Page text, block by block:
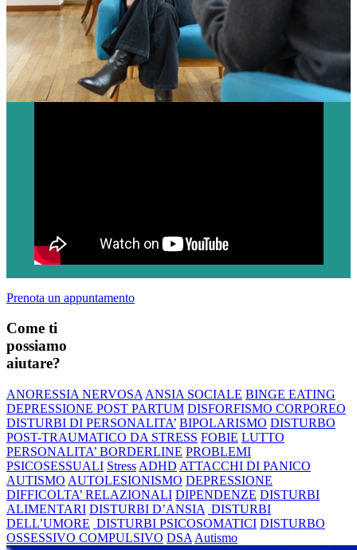
Prenota un appuntamento
Come ti
possiamo
aiutare?
ANORESSIA NERVOSA ANSIA SOCIALE BINGE EATING
DEPRESSIONE POST PARTUM DISFORFISMO CORPOREO
DISTURBI DI PERSONALITA’ BIPOLARISMO DISTURBO
POST-TRAUMATICO DA STRESS FOBIE LUTTO
PERSONALITA’ BORDERLINE PROBLEMI
PSICOSESSUALI Stress ADHD ATTACCHI DI PANICO
AUTISMO AUTOLESIONISMO DEPRESSIONE
DIFFICOLTA’ RELAZIONALI DIPENDENZE DISTURBI
ALIMENTARI DISTURBI D’ANSIA DISTURBI
DELL’UMORE DISTURBI PSICOSOMATICI DISTURBO
OSSESSIVO COMPULSIVO DSA Autismo